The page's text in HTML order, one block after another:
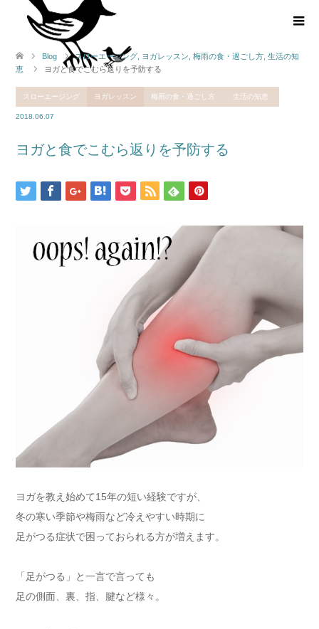
Blog スローエージング ヨガレッスン 梅雨の食・過ごし方 生活の知
恵
ヨガと食でこむら返りを予防する
スローエージング ヨガレッスン 梅雨の食・過ごし方 生活の知恵
2018.06.07
ヨガと食でこむら返りを予防する
ヨガを教え始めて15年の短い経験ですが、
冬の寒い季節や梅雨など冷えやすい時期に
足がつる症状で困っておられる方が増えます。
「足がつる」と一言で言っても
足の側面、裏、指、腱など様々。